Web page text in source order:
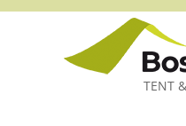
TENT